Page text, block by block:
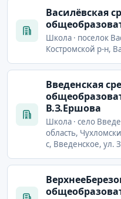
Василёвская
Школа · поселок
Костромской р-н,
Введенская
В.З.Ершова
Школа · село
область,
с, Введенское, ул.